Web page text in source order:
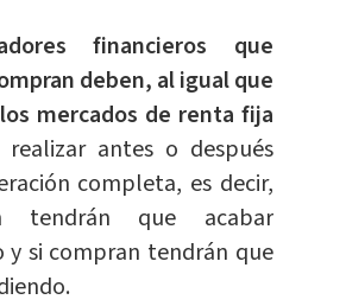
financieros que
deben, al igual que
mercados de renta fija
realizar antes o después
completa, es decir,
tendrán que acabar
y si compran tendrán que